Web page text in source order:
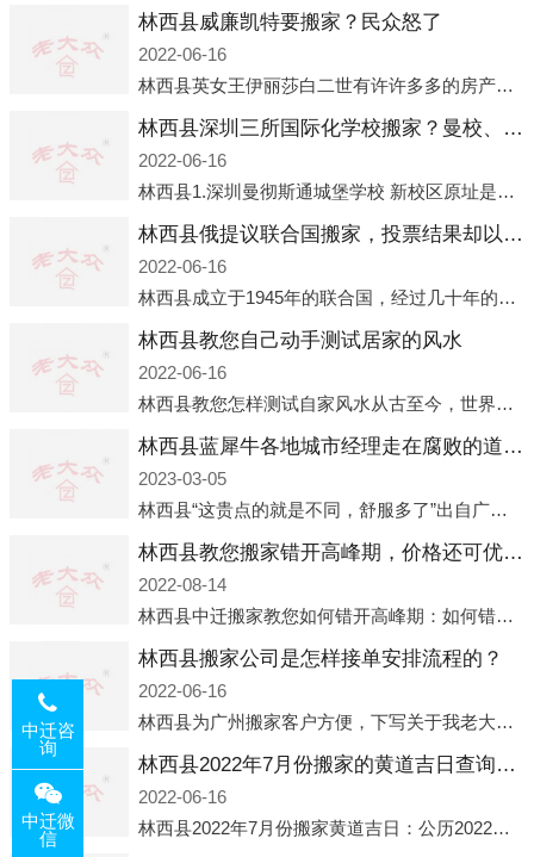
林西县威廉凯特要搬家？民众怒了
2022-06-16
林西县英女王伊丽莎白二世有许许多多的房产，遍布英国各地。而作为英女王的亲孙子、未来的英国国王，威廉王子自然也能享受到女王的房产。目前，威廉凯特以及三个孩子有两个经常居住的地点，一处是位于伦敦的肯辛顿宫，一处
林西县深圳三所国际化学校搬家？曼校、QSI、南山中英文搬走了
2022-06-16
林西县1.深圳曼彻斯通城堡学校 新校区原址是蛇口国际据悉，此次曼彻斯通城堡学校搬迁到蛇口新校区的开办与蛇口外籍人员子女学校（蛇口国际）有很大的关联。2021年，太子湾实验部就宣布在2022年正式并入蛇口外籍
林西县俄提议联合国搬家，投票结果却以惨败收场
2022-06-16
林西县成立于1945年的联合国，经过几十年的发展，如今拥有193个成员国。拥有如此众多会员国的联合国，可以说是世界上最具代表性的国际组织，也是世界上分量最重、有着较高话语权的国际组织。但以美国为首的西方国家
林西县教您自己动手测试居家的风水
2022-06-16
林西县教您怎样测试自家风水从古至今，世界各地的人们都在研究人在乾坤中的位置以及它们所形成的关系。通过探究季节转换、星象变化，并且在所观测到的自然规律的指导下，人们开始认识到居住在不同住宅中的人，其一生中的财
林西县蓝犀牛各地城市经理走在腐败的道路上
2023-03-05
林西县“这贵点的就是不同，舒服多了”出自广州运营邓经理的口中。2023年开年刚出来，三个司机（加盟蓝犀牛的个人队伍）便请广州经理去佛山娱乐场所大消费了一次，据知悉一晚消费达一万多，由三人平摊费用，燃鹅这样的
林西县教您搬家错开高峰期，价格还可优惠！
2022-08-14
林西县中迁搬家教您如何错开高峰期：如何错开高峰期搬家，中迁搬家做了一些电话数据统计和分析，发现市民中午2点左右访问网站的人是最多的，电话咨询是早上9点左右是最多的，预约搬家周六和周日是最多的，网上QQ微
林西县搬家公司是怎样接单安排流程的？
2022-06-16
林西县为广州搬家客户方便，下写关于我老大众搬家公司接单的流程，九条给搬家朋友参考，了解搬家公司工序，免去搬家时的没有准备好的工作，给您及时快速的搬好家。一．电话咨询：专人接待客户电话咨询，初步了解客户搬 家
林西县2022年7月份搬家的黄道吉日查询大全一览表哪天适合搬家好日子
2022-06-16
林西县2022年7月份搬家黄道吉日：公历2022年7月6日 农历六月初八 星期三 冲虎(甲寅)公历2022年7月12日 农历六月十四 星期二 冲猴(庚申)公历2022年7月13日 农历六月十五 星期三 冲鸡
中迁咨
询
中迁微
信